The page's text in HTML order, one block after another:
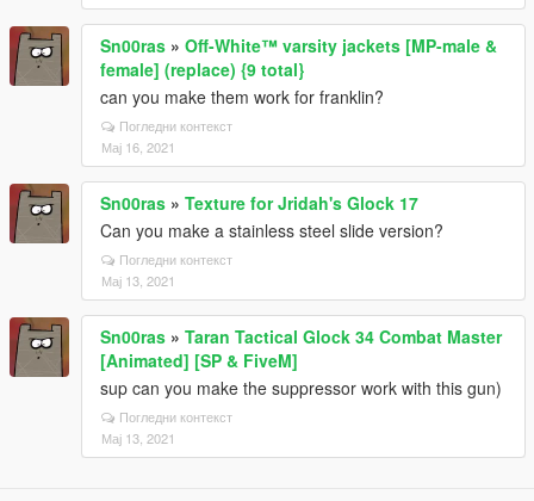
Sn00ras » Off-White™ varsity jackets [MP-male &
female] (replace) {9 total}
can you make them work for franklin?
Погледни контекст
Мај 16, 2021
Sn00ras » Texture for Jridah's Glock 17
Can you make a stainless steel slide version?
Погледни контекст
Мај 13, 2021
Sn00ras » Taran Tactical Glock 34 Combat Master
[Animated] [SP & FiveM]
sup can you make the suppressor work with this gun)
Погледни контекст
Мај 13, 2021